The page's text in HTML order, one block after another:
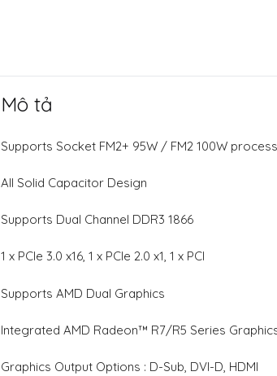
Mô tả
Supports Socket FM2+ 95W / FM2 100W
All Solid Capacitor Design
Supports Dual Channel DDR3 1866
1 x PCIe 3.0 x16, 1 x PCIe 2.0 x1, 1 x PCI
Supports AMD Dual Graphics
Integrated AMD Radeon™ R7/R5 Series
Graphics Output Options : D-Sub, DVI-D, HDMI